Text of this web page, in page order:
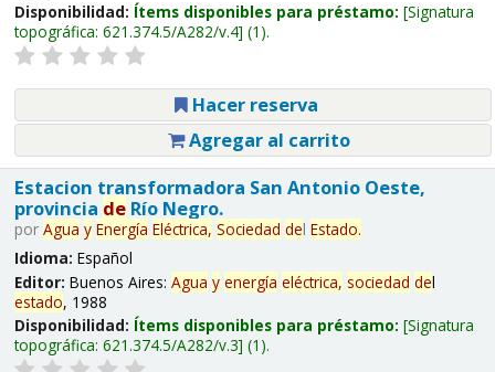
Disponibilidad: Ítems disponibles para préstamo: Signatura
topográfica: 621.374.5/A282/v.4 (1).
Hacer reserva
Agregar al carrito
Estacion transformadora San Antonio Oeste,
provincia deRío Negro.
por Agua y Energía Eléctrica, Sociedad del Estado.
Idioma: Español
Editor: Buenos Aires: Agua y energía eléctrica, sociedad del
estado, 1988
Disponibilidad: Ítems disponibles para préstamo: Signatura
topográfica: 621.374.5/A282/v.3 (1).